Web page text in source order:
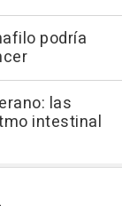
podría
las
intestinal